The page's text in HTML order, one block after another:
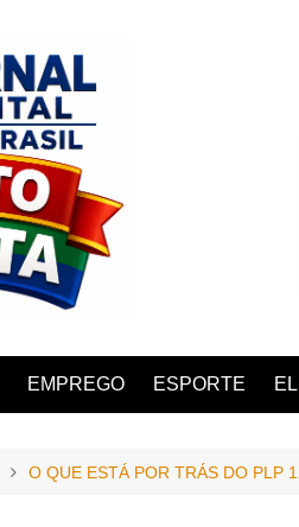
AMPARO
EMPREGO ESPORTE
O QUE ESTÁ POR TRÁS DO PLP